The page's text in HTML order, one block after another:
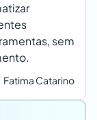
sem
Fatima Catarino